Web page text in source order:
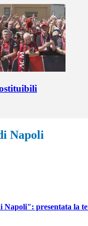
Napoli
Napoli": presentata la